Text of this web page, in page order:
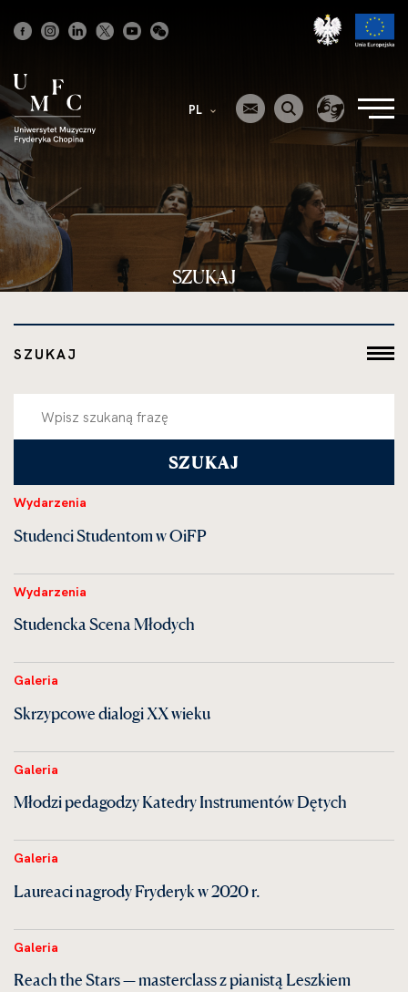
główna
PL
SZUKAJ
SZUKAJ
Wydarzenia
Studenci Studentom w OiFP
Wydarzenia
Studencka Scena Młodych
Galeria
Skrzypcowe dialogi XX wieku
Galeria
Młodzi pedagodzy Katedry Instrumentów Dętych
Galeria
Laureaci nagrody Fryderyk w 2020 r.
Galeria
Reach the Stars — masterclass z pianistą Leszkiem